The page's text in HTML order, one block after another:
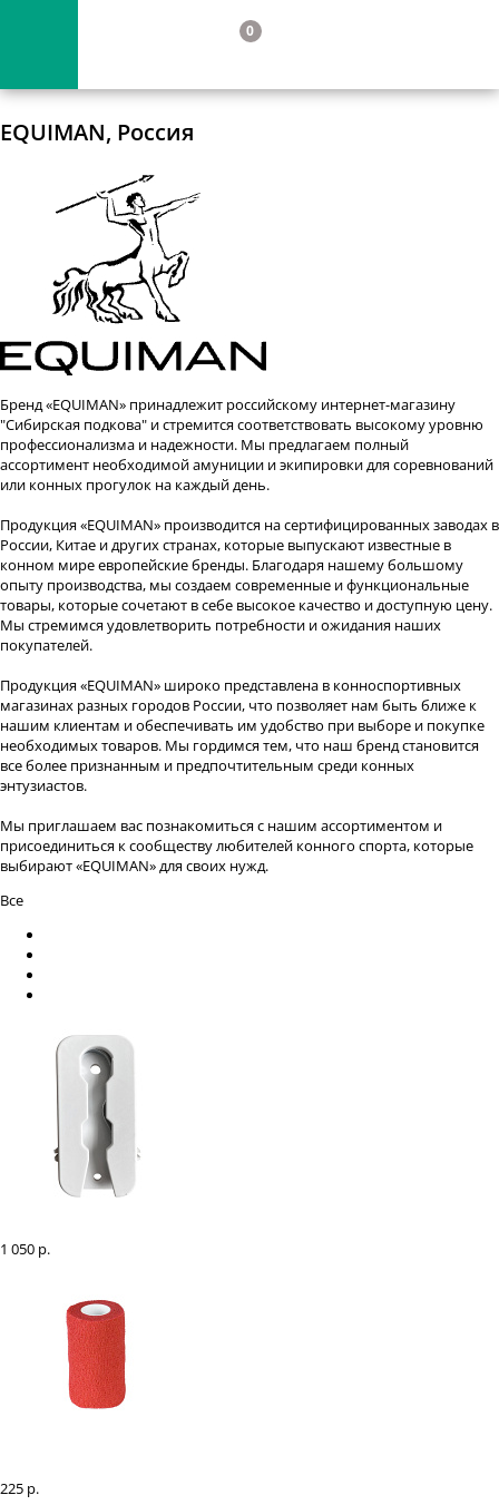
0
EQUIMAN, Россия
Бренд «EQUIMAN» принадлежит российскому интернет-магазину
"Сибирская подкова" и стремится соответствовать высокому уровню
профессионализма и надежности. Мы предлагаем полный
ассортимент необходимой амуниции и экипировки для соревнований
или конных прогулок на каждый день.
Продукция «EQUIMAN» производится на сертифицированных заводах в
России, Китае и других странах, которые выпускают известные в
конном мире европейские бренды. Благодаря нашему большому
опыту производства, мы создаем современные и функциональные
товары, которые сочетают в себе высокое качество и доступную цену.
Мы стремимся удовлетворить потребности и ожидания наших
покупателей.
Продукция «EQUIMAN» широко представлена в конноспортивных
магазинах разных городов России, что позволяет нам быть ближе к
нашим клиентам и обеспечивать им удобство при выборе и покупке
необходимых товаров. Мы гордимся тем, что наш бренд становится
все более признанным и предпочтительным среди конных
энтузиастов.
Мы приглашаем вас познакомиться с нашим ассортиментом и
присоединиться к сообществу любителей конного спорта, которые
выбирают «EQUIMAN» для своих нужд.
Все
1 050 р.
225 р.